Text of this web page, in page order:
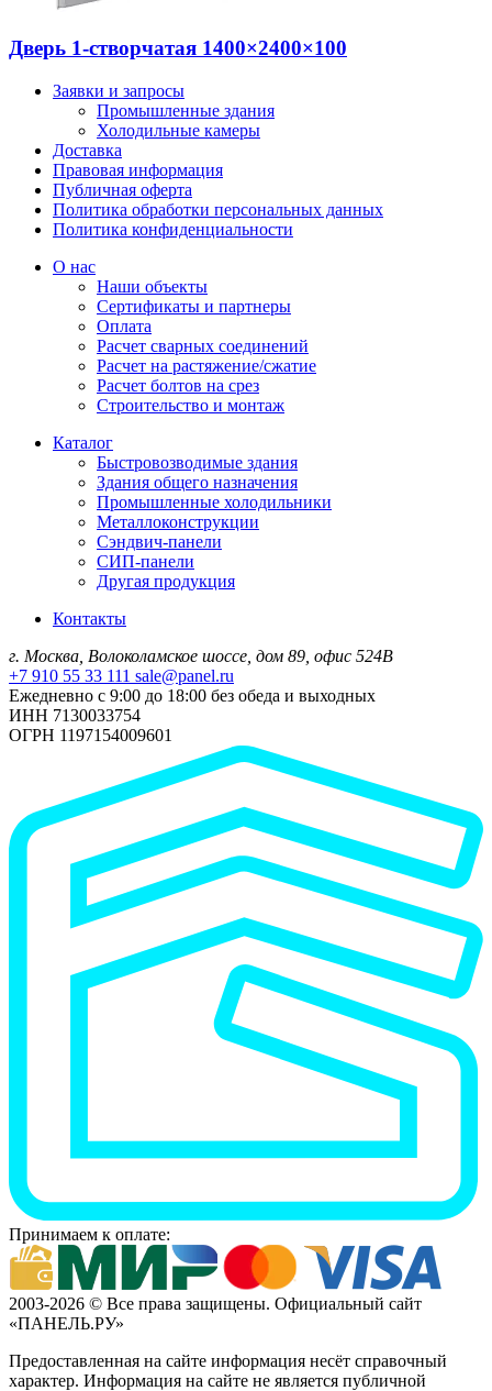
Дверь 1-створчатая 1400×2400×100
Заявки и запросы
Промышленные здания
Холодильные камеры
Доставка
Правовая информация
Публичная оферта
Политика обработки персональных данных
Политика конфиденциальности
О нас
Наши объекты
Сертификаты и партнеры
Оплата
Расчет сварных соединений
Расчет на растяжение/сжатие
Расчет болтов на срез
Строительство и монтаж
Каталог
Быстровозводимые здания
Здания общего назначения
Промышленные холодильники
Металлоконструкции
Сэндвич-панели
СИП-панели
Другая продукция
Контакты
г. Москва, Волоколамское шоссе, дом 89, офис 524В
+7 910 55 33 111 sale@panel.ru
Ежедневно с 9:00 до 18:00 без обеда и выходных
ИНН 7130033754
ОГРН 1197154009601
Принимаем к оплате:
2003-2026 © Все права защищены. Официальный сайт
«ПАНЕЛЬ.РУ»
Предоставленная на сайте информация несёт справочный
характер. Информация на сайте не является публичной